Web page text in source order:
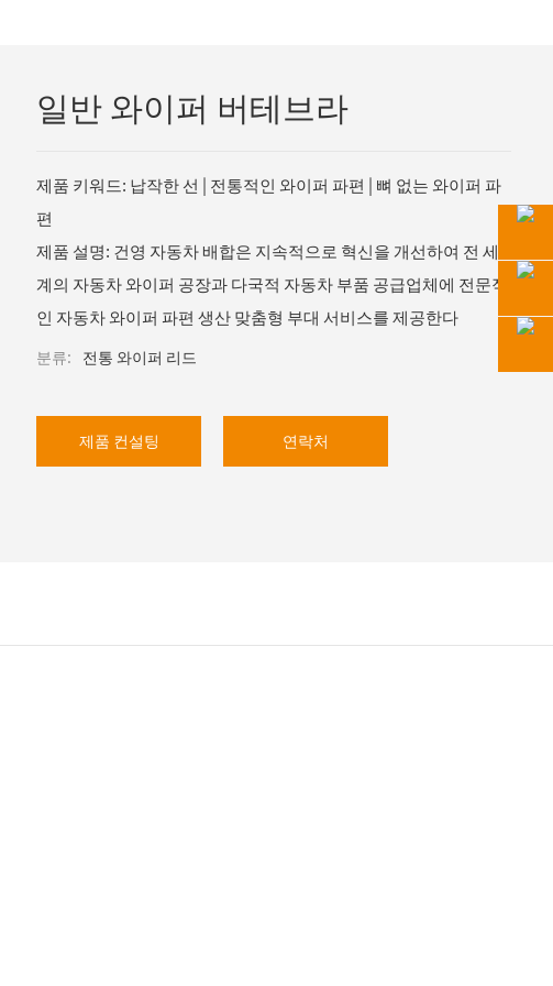
일반 와이퍼 버테브라
제품 키워드: 납작한 선 | 전통적인 와이퍼 파편 | 뼈 없는 와이퍼 파
편
제품 설명: 건영 자동차 배합은 지속적으로 혁신을 개선하여 전 세
계의 자동차 와이퍼 공장과 다국적 자동차 부품 공급업체에 전문적
인 자동차 와이퍼 파편 생산 맞춤형 부대 서비스를 제공한다
분류: 전통 와이퍼 리드
제품 컨설팅 연락처